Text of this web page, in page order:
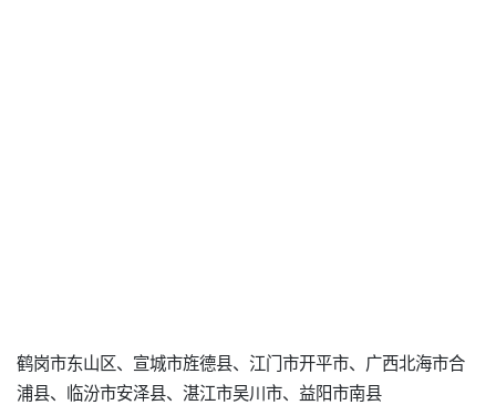
鹤岗市东山区、宣城市旌德县、江门市开平市、广西北海市合
浦县、临汾市安泽县、湛江市吴川市、益阳市南县